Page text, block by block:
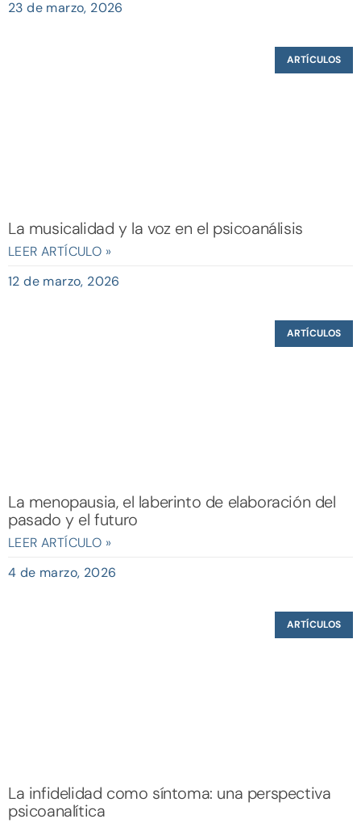
23 de marzo, 2026
ARTÍCULOS
La musicalidad y la voz en el psicoanálisis
LEER ARTÍCULO »
12 de marzo, 2026
ARTÍCULOS
La menopausia, el laberinto de elaboración del
pasado y el futuro
LEER ARTÍCULO »
4 de marzo, 2026
ARTÍCULOS
La infidelidad como síntoma: una perspectiva
psicoanalítica